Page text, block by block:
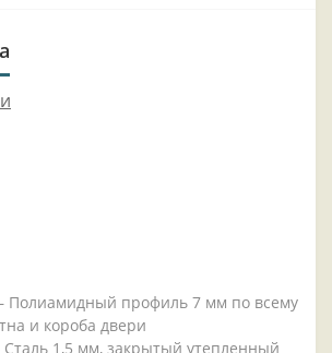
Полиамидный профиль 7 мм по всему
и короба двери
1,5 мм, закрытый утепленный